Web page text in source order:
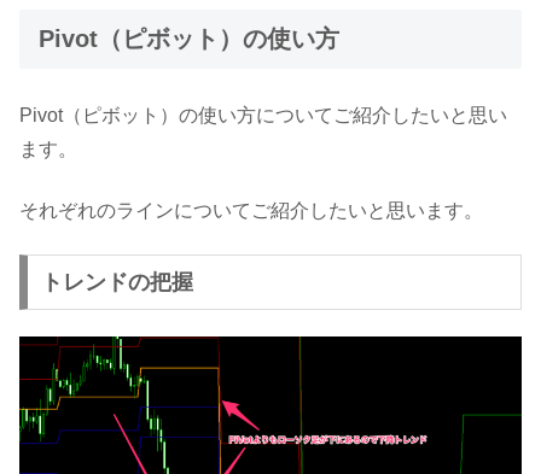
Pivot（ピボット）の使い方
Pivot（ピボット）の使い方についてご紹介したいと思い
ます。
それぞれのラインについてご紹介したいと思います。
トレンドの把握